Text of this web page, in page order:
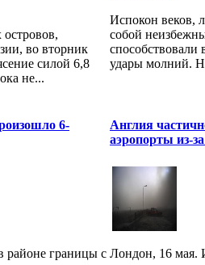
во вторник
силой 6,8
не...
Испокон веков,
собой
способствовали
удары молний.
6-
районе границы с
Англия
аэропорты из-
Лондон, 16 мая.